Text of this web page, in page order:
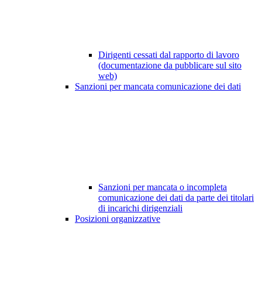
Dirigenti cessati dal rapporto di lavoro
(documentazione da pubblicare sul sito
web)
Sanzioni per mancata comunicazione dei dati
Sanzioni per mancata o incompleta
comunicazione dei dati da parte dei titolari
di incarichi dirigenziali
Posizioni organizzative